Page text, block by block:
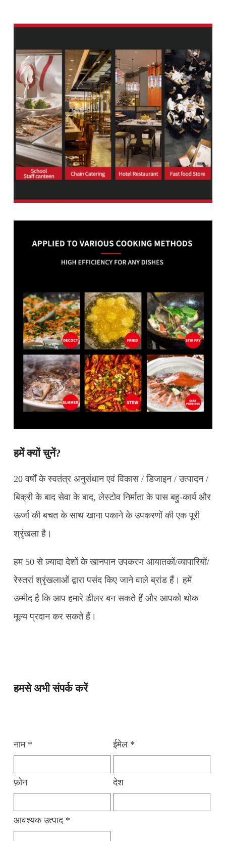
हमें क्यों चुनें?
20 वर्षों के स्वतंत्र अनुसंधान एवं विकास / डिजाइन / उत्पादन /
बिक्री के बाद सेवा के बाद, लेस्टोव निर्माता के पास बहु-कार्य और
ऊर्जा की बचत के साथ खाना पकाने के उपकरणों की एक पूरी
श्रृंखला है।
हम 50 से ज़्यादा देशों के खानपान उपकरण आयातकों/व्यापारियों/
रेस्तरां श्रृंखलाओं द्वारा पसंद किए जाने वाले ब्रांड हैं। हमें
उम्मीद है कि आप हमारे डीलर बन सकते हैं और आपको थोक
मूल्य प्रदान कर सकते हैं।
हमसे अभी संपर्क करें
नाम * ईमेल *
फ़ोन देश
आवश्यक उत्पाद *